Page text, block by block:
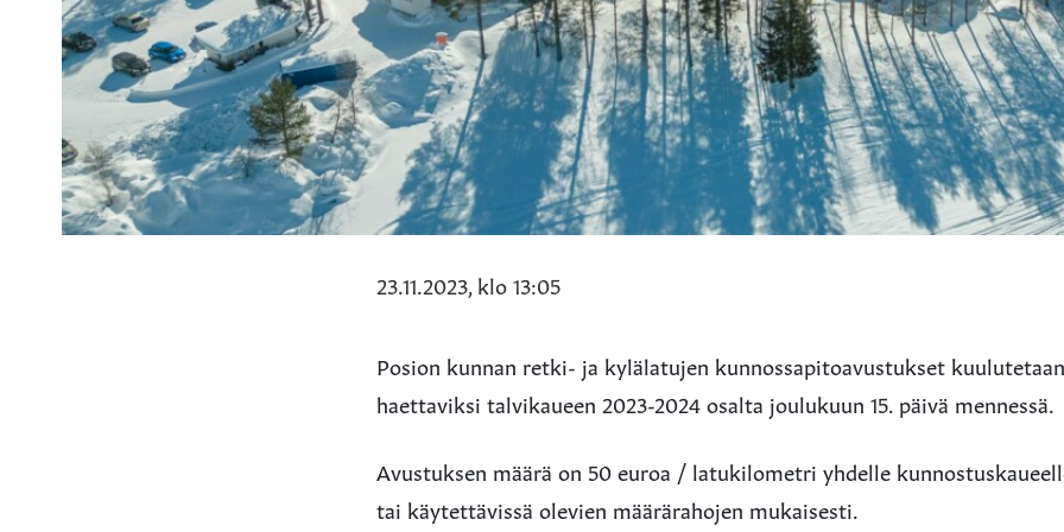
23.11.2023, klo 13:05
Posion kunnan retki- ja kylälatujen kunnossapitoavustukset kuulutetaan
haettaviksi talvikaueen 2023-2024 osalta joulukuun 15. päivä mennessä.
Avustuksen määrä on 50 euroa / latukilometri yhdelle
tai käytettävissä olevien määrärahojen mukaisesti.